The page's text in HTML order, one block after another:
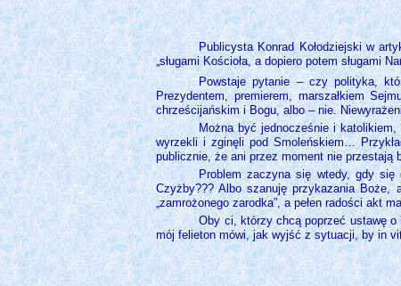
Publicysta Konrad Kołodziejski w
„sługami Kościoła, a dopiero potem sługami
Powstaje pytanie – czy polityka,
Prezydentem, premierem, marszałkiem
chrześcijańskim i Bogu, albo – nie.
Można być jednocześnie i
wyrzekli i zginęli pod Smoleńskiem…
publicznie, że ani przez moment nie przestają
Problem zaczyna się wtedy, gdy się
Czyżby??? Albo szanuję przykazania
„zamrożonego zarodka”, a pełen radości akt
Oby ci, którzy chcą poprzeć ustawę o
mój felieton mówi, jak wyjść z sytuacji, by in